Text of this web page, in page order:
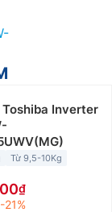
Inverter
Từ 9,5-10Kg
-21%